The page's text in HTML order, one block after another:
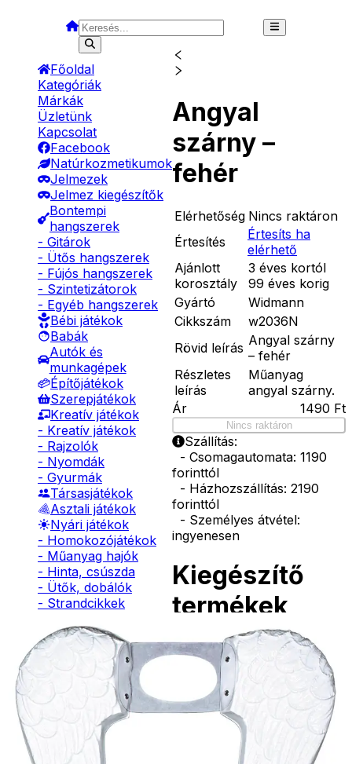
Főoldal
Kategóriák
Márkák
Üzletünk
Kapcsolat
Facebook
Natúrkozmetikumok
Jelmezek
Jelmez kiegészítők
Bontempi
hangszerek
- Gitárok
- Ütős hangszerek
- Fújós hangszerek
- Szintetizátorok
- Egyéb hangszerek
Bébi játékok
Babák
Autók és
munkagépek
Építőjátékok
Szerepjátékok
Kreatív játékok
- Kreatív játékok
- Rajzolók
- Nyomdák
- Gyurmák
Társasjátékok
Asztali játékok
Nyári játékok
- Homokozójátékok
- Műanyag hajók
- Hinta, csúszda
- Ütők, dobálók
- Strandcikkek
Lábbal hajtós
járművek
Téli játékok
Angyal
szárny –
fehér
Elérhetőség Nincs raktáron
Értesítés
Értesíts ha
elérhető
Ajánlott
korosztály
3 éves kortól
99 éves korig
Gyártó
Widmann
Cikkszám
w2036N
Rövid leírás Angyal szárny
– fehér
Részletes
leírás
Műanyag
angyal szárny.
Ár
1490 Ft
Nincs raktáron
Szállítás:
- Csomagautomata: 1190
forinttól
- Házhozszállítás: 2190
forinttól
- Személyes átvétel:
ingyenesen
Kiegészítő
termékek
Tündérpálca
Kosárba